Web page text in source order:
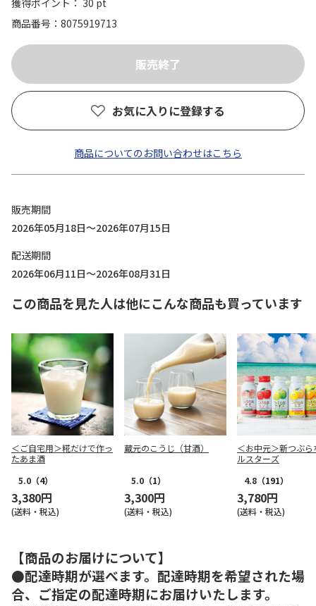
獲得ポイント： 30 pt
商品番号
8075919713
お気に入りに登録する
商品についてのお問い合わせはこちら
販売期間
2026年05月18日～2026年07月15日
配送期間
2026年06月11日～2026年08月31日
この商品を見た人は他にこんな商品も買っています
＜ご自宅用＞糀だけで作っ
たあま酒
5.0 （4）
3,380円
(送料・税込)
蔵元のこうじ（甘酒）
5.0 （1）
3,300円
(送料・税込)
＜お中元＞新つぶら
ルスターズ
4.8 （191）
3,780円
(送料・税込)
【商品のお届けについて】
●配達時期が選べます。配達時期を希望された場
合、ご指定の配達時期にお届けいたします。